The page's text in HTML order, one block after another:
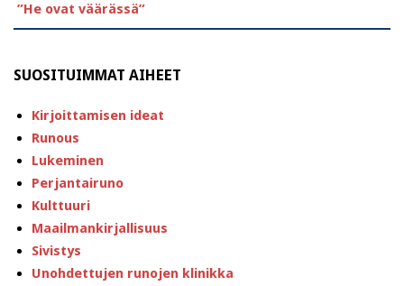
”He ovat väärässä”
SUOSITUIMMAT AIHEET
Kirjoittamisen ideat
Runous
Lukeminen
Perjantairuno
Kulttuuri
Maailmankirjallisuus
Sivistys
Unohdettujen runojen klinikka